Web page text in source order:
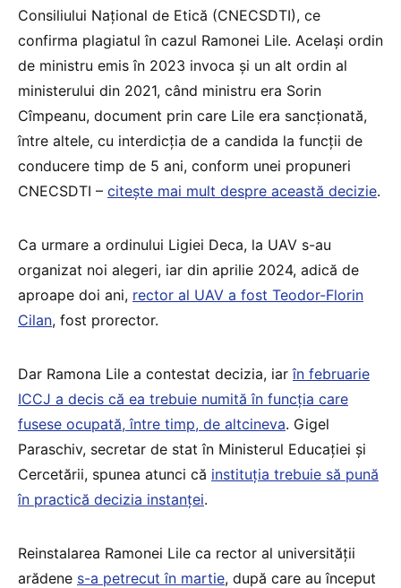
Consiliului Național de Etică (CNECSDTI), ce
confirma plagiatul în cazul Ramonei Lile. Același ordin
de ministru emis în 2023 invoca și un alt ordin al
ministerului din 2021, când ministru era Sorin
Cîmpeanu, document prin care Lile era sancționată,
între altele, cu interdicția de a candida la funcții de
conducere timp de 5 ani, conform unei propuneri
CNECSDTI – citește mai mult despre această decizie.
Ca urmare a ordinului Ligiei Deca, la UAV s-au
organizat noi alegeri, iar din aprilie 2024, adică de
aproape doi ani, rector al UAV a fost Teodor-Florin
Cilan, fost prorector.
Dar Ramona Lile a contestat decizia, iarîn februarie
ICCJ a decis că ea trebuie numită în funcția care
fusese ocupată, între timp, de altcineva. Gigel
Paraschiv, secretar de stat în Ministerul Educației și
Cercetării, spunea atunci că instituția trebuie să pună
în practică decizia instanței.
Reinstalarea Ramonei Lile ca rector al universității
arădene s-a petrecut în martie, după care au început